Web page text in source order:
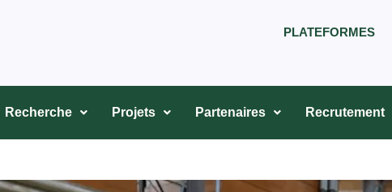
PLATEFORMES
Recherche Projets Partenaires Recrutement